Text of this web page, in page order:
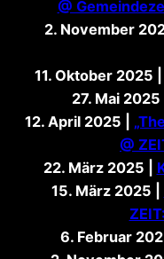
@
2. November
11. Oktober 2025 |
27. Mai
12. April 2025 |
@
22. März 2025 |
15. März 2025 |
6. Februar